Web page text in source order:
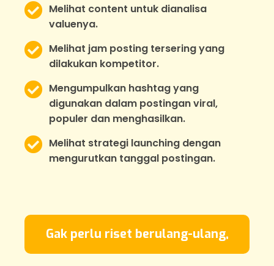
Melihat content untuk dianalisa
valuenya.
Melihat jam posting tersering yang
dilakukan kompetitor.
Mengumpulkan hashtag yang
digunakan dalam postingan viral,
populer dan menghasilkan.
Melihat strategi launching dengan
mengurutkan tanggal postingan.
Gak perlu riset berulang-ulang,